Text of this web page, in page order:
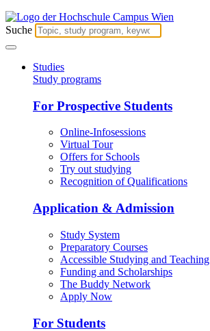
Suche
Studies
Study programs
For Prospective Students
Online-Infosessions
Virtual Tour
Offers for Schools
Try out studying
Recognition of Qualifications
Application & Admission
Study System
Preparatory Courses
Accessible Studying and Teaching
Funding and Scholarships
The Buddy Network
Apply Now
For Students